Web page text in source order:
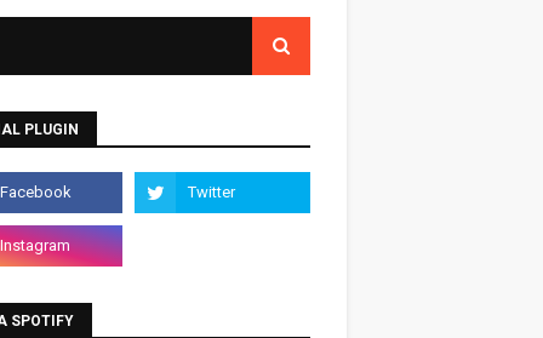
PLUGIN
SPOTIFY